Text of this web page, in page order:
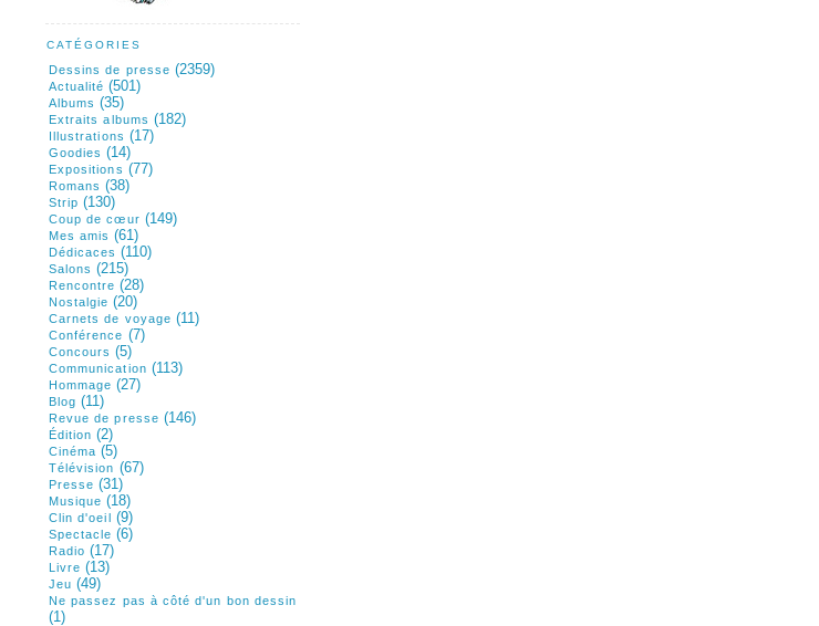
CATÉGORIES
Dessins de presse (2359)
Actualité (501)
Albums (35)
Extraits albums (182)
Illustrations (17)
Goodies (14)
Expositions (77)
Romans (38)
Strip (130)
Coup de cœur (149)
Mes amis (61)
Dédicaces (110)
Salons (215)
Rencontre (28)
Nostalgie (20)
Carnets de voyage (11)
Conférence (7)
Concours (5)
Communication (113)
Hommage (27)
Blog (11)
Revue de presse (146)
Édition (2)
Cinéma (5)
Télévision (67)
Presse (31)
Musique (18)
Clin d'oeil (9)
Spectacle (6)
Radio (17)
Livre (13)
Jeu (49)
Ne passez pas à côté d'un bon dessin
(1)